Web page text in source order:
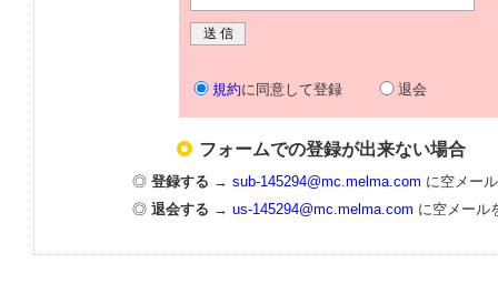
規約に同意して登録 退会
フォームでの登録が出来ない場合
◎ 登録する → sub-145294@mc.melma.com に空メー
◎ 退会する → us-145294@mc.melma.com に空メール